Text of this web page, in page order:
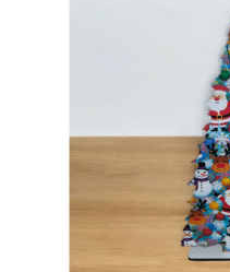
hviezdičiek.